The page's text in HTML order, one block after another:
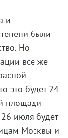
и
были
Но
все же
это будет 24
площади
июля будет
Москвы и